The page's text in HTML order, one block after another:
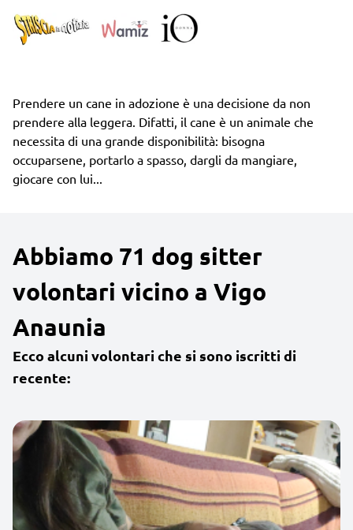
Prendere un cane in adozione è una decisione da non
prendere alla leggera. Difatti, il cane è un animale che
necessita di una grande disponibilità: bisogna
occuparsene, portarlo a spasso, dargli da mangiare,
giocare con lui...
Abbiamo 71 dog sitter
volontari vicino a Vigo
Anaunia
Ecco alcuni volontari che si sono iscritti di
recente: